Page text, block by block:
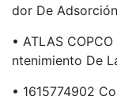
Dor De Adsorción
• ATLAS
Ntenimiento De
• 1615774902